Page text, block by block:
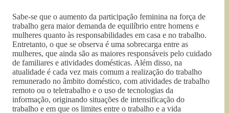
Sabe-se que o aumento da participação feminina na força de
trabalho gera maior demanda de equilíbrio entre homens e
mulheres quanto às responsabilidades em casa e no trabalho.
Entretanto, o que se observa é uma sobrecarga entre as
mulheres, que ainda são as maiores responsáveis pelo cuidado
de familiares e atividades domésticas. Além disso, na
atualidade é cada vez mais comum a realização do trabalho
remunerado no âmbito doméstico, com atividades de trabalho
remoto ou o teletrabalho e o uso de tecnologias da
informação, originando situações de intensificação do
trabalho e em que os limites entre o trabalho e a vida